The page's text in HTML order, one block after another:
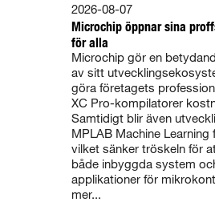
Microchip öppnar sina
för alla
2026-08-07
Microchip gör en
av sitt
göra företagets
XC Pro-kompilatorer
Samtidigt blir även
MPLAB Machine Learning
vilket sänker tröskeln för
både inbyggda system
applikationer för
mer...